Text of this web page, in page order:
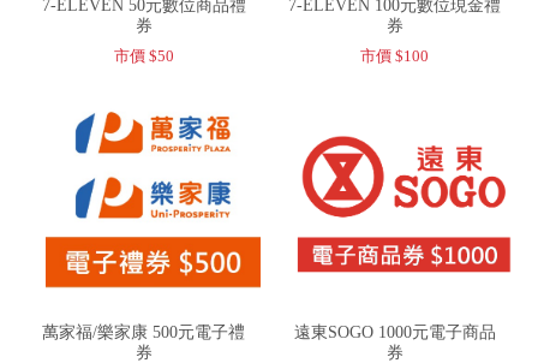
7-ELEVEN 50元數位商品禮
券
市價 $50
7-ELEVEN 100元數位現金禮
券
市價 $100
萬家福/樂家康 500元電子禮
券
遠東SOGO 1000元電子商品
券